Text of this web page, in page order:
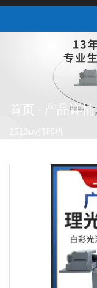
首页 - 产品详情
2513uv打印机